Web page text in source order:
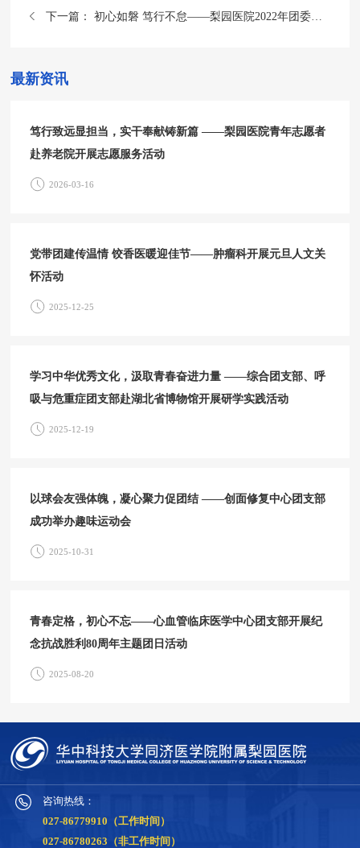
下一篇：
最新资讯
笃行致远显担当，实干奉献铸新篇 ——梨园医院青年志愿者
赴养老院开展志愿服务活动
2026-03-16
党带团建传温情 饺香医暖迎佳节——肿瘤科开展元旦人文关
怀活动
2025-12-25
学习中华优秀文化，汲取青春奋进力量 ——综合团支部、呼
吸与危重症团支部赴湖北省博物馆开展研学实践活动
2025-12-19
以球会友强体魄，凝心聚力促团结 ——创面修复中心团支部
成功举办趣味运动会
2025-10-31
青春定格，初心不忘——心血管临床医学中心团支部开展纪
念抗战胜利80周年主题团日活动
2025-08-20
咨询热线：
027-86779910（工作时间）
027-86780263（非工作时间）